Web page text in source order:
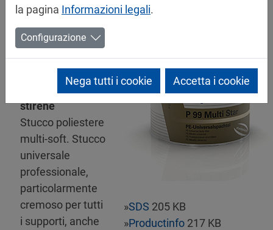
Mipa P 99 Multi
Star senza
stirene
Stucco poliestere
multi-soft. Stucco
universale
professionale,
particolarmente
cremoso per tutti
i supporti, anche
»SDS 205 KB
»Productinfo 217 KB
la pagina Informazioni legali.
Configurazione
Nega tutti i cookie Accetta i cookie